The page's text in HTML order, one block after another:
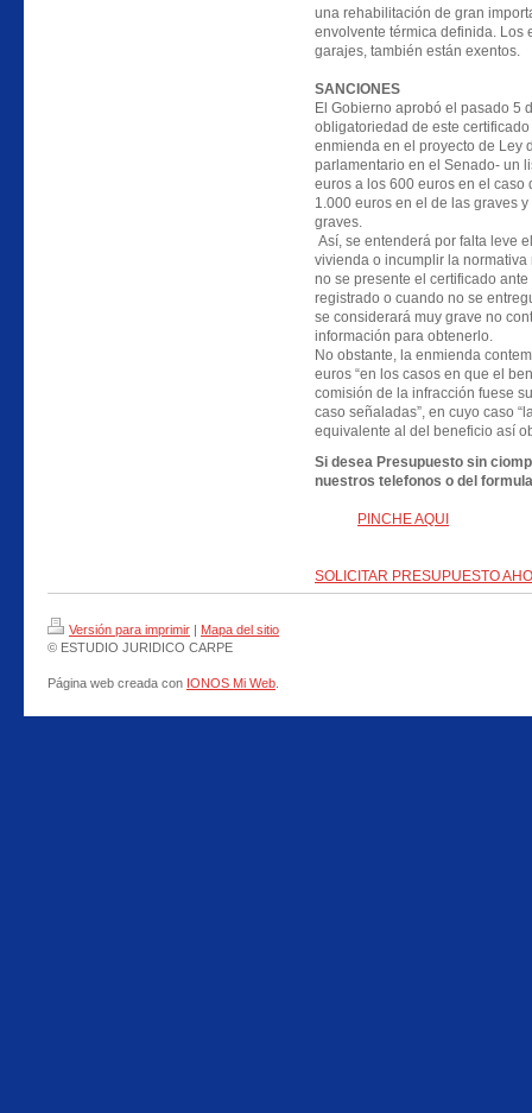
una rehabilitación de gran
envolvente térmica definida. Los
garajes, también están exentos.
SANCIONES
El Gobierno aprobó el pasado 5
obligatoriedad de este
enmienda en el proyecto de Ley
parlamentario en el Senado- un
euros a los 600 euros en el
1.000 euros en el de las graves
graves.
Así, se entenderá por falta leve
vivienda o incumplir la
no se presente el certificado
registrado o cuando no se
se considerará muy grave no
información para obtenerlo.
No obstante, la enmienda
euros “en los casos en que el
comisión de la infracción fuese
caso señaladas”, en cuyo caso
equivalente al del beneficio así
Si desea Presupuesto sin
nuestros telefonos o del
PINCHE AQUI
SOLICITAR PRESUPUESTO
Versión para imprimir | Mapa del sitio
© ESTUDIO JURIDICO CARPE
Página web creada con IONOS Mi Web